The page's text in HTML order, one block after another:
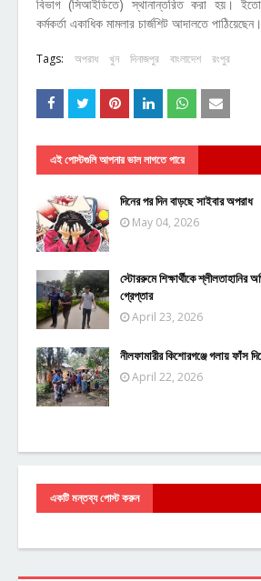
বিভাগ (সিআইডিতে) স্থানান্তরিত করা হয়।
কর্মকর্তা একাধিক মামলার চার্জশিট আদালতে পাঠিয়েছেন।
Tags: অপরাধ খুন দিনাজপুর বাংলাদেশ রংপুর
এই পোস্টগুলি আপনার ভাল লাগতে পারে
দিনের পর দিন বাড়ছে সাইবার অপরাধ
May 04, 2026
স্টোররুমে শিক্ষার্থীকে
গ্রেপ্তার
April 23, 2026
নীলফামারীর কিশোরগঞ্জে গলায় ফাঁস
April 22, 2026
একটি মন্তব্য পোস্ট করুন